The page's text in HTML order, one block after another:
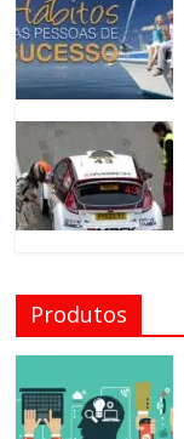
Produtos